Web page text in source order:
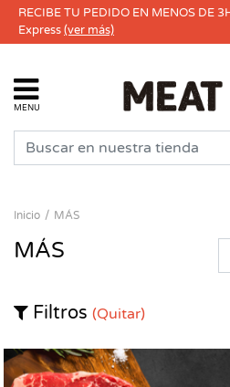
RECIBE TU PEDIDO EN MENOS DE
Express(ver más)
MENU
Inicio MÁS
MÁS
Filtros (Quitar)